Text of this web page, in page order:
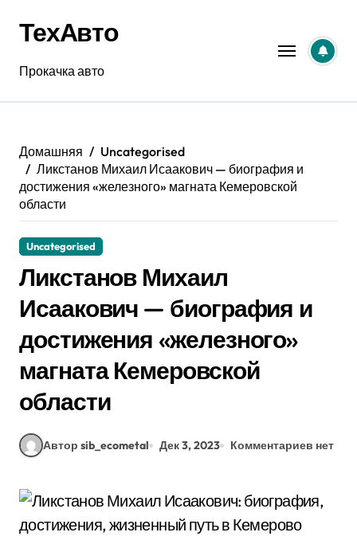
содержанию
ТехАвто
Прокачка авто
Домашняя
Uncategorised
Ликстанов Михаил Исаакович — биография и
достижения «железного» магната Кемеровской
области
Uncategorised
Ликстанов Михаил
Исаакович — биография и
достижения «железного»
магната Кемеровской
области
Автор sib_ecometal Дек 3, 2023 Комментариев нет